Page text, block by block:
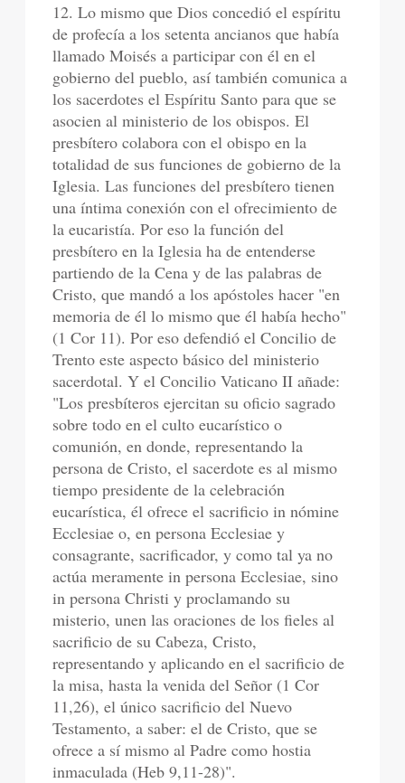
12. Lo mismo que Dios concedió el espíritu
de profecía a los setenta ancianos que había
llamado Moisés a participar con él en el
gobierno del pueblo, así también comunica a
los sacerdotes el Espíritu Santo para que se
asocien al ministerio de los obispos. El
presbítero colabora con el obispo en la
totalidad de sus funciones de gobierno de la
Iglesia. Las funciones del presbítero tienen
una íntima conexión con el ofrecimiento de
la eucaristía. Por eso la función del
presbítero en la Iglesia ha de entenderse
partiendo de la Cena y de las palabras de
Cristo, que mandó a los apóstoles hacer "en
memoria de él lo mismo que él había hecho"
(1 Cor 11). Por eso defendió el Concilio de
Trento este aspecto básico del ministerio
sacerdotal. Y el Concilio Vaticano II añade:
"Los presbíteros ejercitan su oficio sagrado
sobre todo en el culto eucarístico o
comunión, en donde, representando la
persona de Cristo, el sacerdote es al mismo
tiempo presidente de la celebración
eucarística, él ofrece el sacrificio in nómine
Ecclesiae o, en persona Ecclesiae y
consagrante, sacrificador, y como tal ya no
actúa meramente in persona Ecclesiae, sino
in persona Christi y proclamando su
misterio, unen las oraciones de los fieles al
sacrificio de su Cabeza, Cristo,
representando y aplicando en el sacrificio de
la misa, hasta la venida del Señor (1 Cor
11,26), el único sacrificio del Nuevo
Testamento, a saber: el de Cristo, que se
ofrece a sí mismo al Padre como hostia
inmaculada (Heb 9,11-28)".